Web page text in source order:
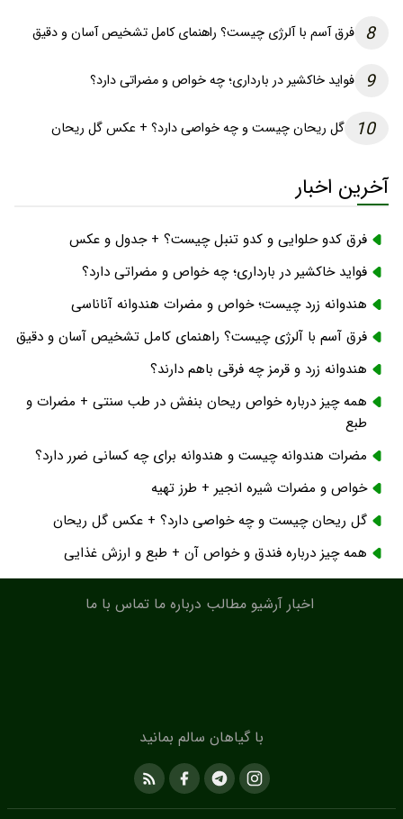
8 فرق آسم با آلرژی چیست؟ راهنمای کامل تشخیص آسان و دقیق
9 فواید خاکشیر در بارداری؛ چه خواص و مضراتی دارد؟
10 گل ریحان چیست و چه خواصی دارد؟ + عکس گل ریحان
آخرین اخبار
فرق کدو حلوایی و کدو تنبل چیست؟ + جدول و عکس
فواید خاکشیر در بارداری؛ چه خواص و مضراتی دارد؟
هندوانه زرد چیست؛ خواص و مضرات هندوانه آناناسی
فرق آسم با آلرژی چیست؟ راهنمای کامل تشخیص آسان و دقیق
هندوانه زرد و قرمز چه فرقی باهم دارند؟
همه چیز درباره خواص ریحان بنفش در طب سنتی + مضرات و
طبع
مضرات هندوانه چیست و هندوانه برای چه کسانی ضرر دارد؟
خواص و مضرات شیره انجیر + طرز تهیه
گل ریحان چیست و چه خواصی دارد؟ + عکس گل ریحان
همه چیز درباره فندق و خواص آن + طبع و ارزش غذایی
اخبار آرشیو مطالب درباره ما تماس با ما
با گیاهان سالم بمانید